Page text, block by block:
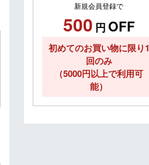
新規会員登録で
500 円 OFF
初めてのお買い物に限り1
回のみ
（5000円以上で利用可
能）